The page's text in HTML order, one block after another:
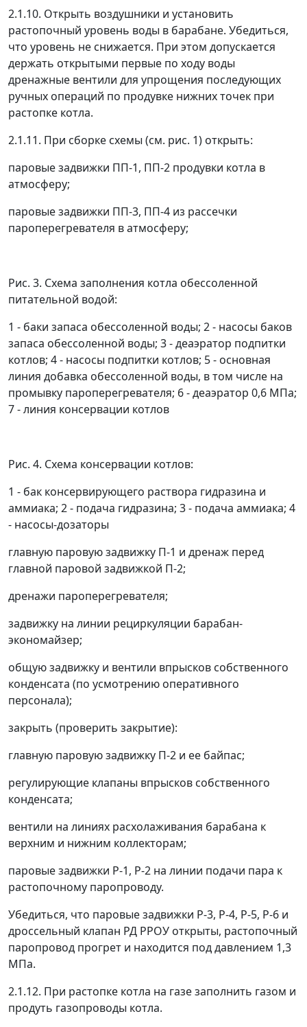
2.1.10. Открыть воздушники и установить
растопочный уровень воды в барабане. Убедиться,
что уровень не снижается. При этом допускается
держать открытыми первые по ходу воды
дренажные вентили для упрощения последующих
ручных операций по продувке нижних точек при
растопке котла.
2.1.11. При сборке схемы (см. рис. 1) открыть:
паровые задвижки ПП-1, ПП-2 продувки котла в
атмосферу;
паровые задвижки ПП-3, ПП-4 из рассечки
пароперегревателя в атмосферу;
Рис. 3. Схема заполнения котла обессоленной
питательной водой:
1 - баки запаса обессоленной воды; 2 - насосы баков
запаса обессоленной воды; 3 - деаэратор подпитки
котлов; 4 - насосы подпитки котлов; 5 - основная
линия добавка обессоленной воды, в том числе на
промывку пароперегревателя; 6 - деаэратор 0,6 МПа;
7 - линия консервации котлов
Рис. 4. Схема консервации котлов:
1 - бак консервирующего раствора гидразина и
аммиака; 2 - подача гидразина; 3 - подача аммиака; 4
- насосы-дозаторы
главную паровую задвижку П-1 и дренаж перед
главной паровой задвижкой П-2;
дренажи пароперегревателя;
задвижку на линии рециркуляции барабан-
экономайзер;
общую задвижку и вентили впрысков собственного
конденсата (по усмотрению оперативного
персонала);
закрыть (проверить закрытие):
главную паровую задвижку П-2 и ее байпас;
регулирующие клапаны впрысков собственного
конденсата;
вентили на линиях расхолаживания барабана к
верхним и нижним коллекторам;
паровые задвижки Р-1, Р-2 на линии подачи пара к
растопочному паропроводу.
Убедиться, что паровые задвижки Р-3, Р-4, Р-5, Р-6 и
дроссельный клапан РД РРОУ открыты, растопочный
паропровод прогрет и находится под давлением 1,3
МПа.
2.1.12. При растопке котла на газе заполнить газом и
продуть газопроводы котла.